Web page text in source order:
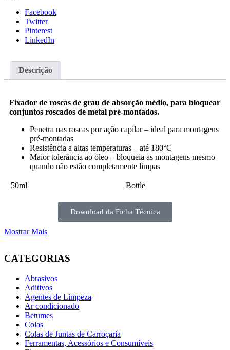
Facebook
Twitter
Pinterest
LinkedIn
Descrição
Fixador de roscas de grau de absorção médio, para bloquear
conjuntos roscados de metal pré-montados.
Penetra nas roscas por ação capilar – ideal para montagens
pré-montadas
Resistência a altas temperaturas – até 180°C
Maior tolerância ao óleo – bloqueia as montagens mesmo
quando não estão completamente limpas
50ml Bottle
Download da Ficha Técnica
Mostrar Mais
CATEGORIAS
Abrasivos
Aditivos
Agentes de Limpeza
Ar condicionado
Betumes
Colas
Colas de Juntas de Carroçaria
Ferramentas, Acessórios e Consumíveis